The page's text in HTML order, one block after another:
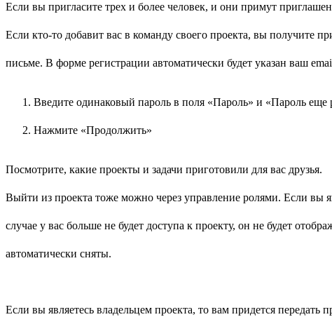
Если вы пригласите трех и более человек, и они примут
Если кто-то добавит вас в команду своего проекта, вы получите
письме. В форме регистрации автоматически будет указан ваш
Введите одинаковый пароль в поля «Пароль» и «Пароль
Нажмите «Продолжить»
Посмотрите, какие проекты и задачи приготовили для вас друзья.
Выйти из проекта тоже можно через управление ролями. Если вы
случае у вас больше не будет доступа к проекту, он не будет
автоматически сняты.
Если вы являетесь владельцем проекта, то вам придется передать